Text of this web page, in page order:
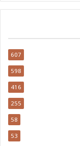
607
598
416
255
58
53